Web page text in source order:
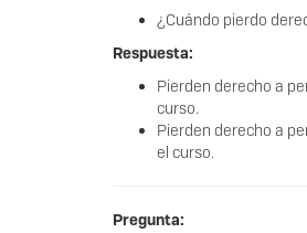
¿Cuándo pierdo
Respuesta:
Pierden derecho a
curso.
Pierden derecho a
el curso.
Pregunta: